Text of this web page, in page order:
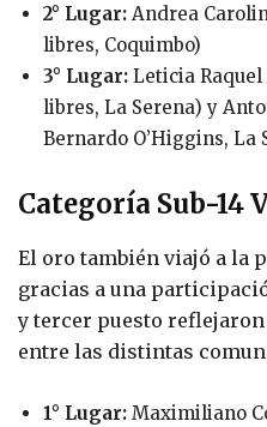
2° Lugar: Andrea
libres, Coquimbo)
3° Lugar: Leticia Raquel
libres, La Serena) y
Bernardo O’Higgins, La
Categoría Sub-14
El oro también viajó a la
gracias a una
y tercer puesto
entre las distintas
1° Lugar: Maximiliano